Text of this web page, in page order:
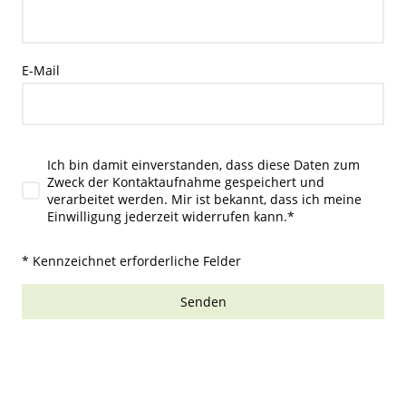
E-Mail
Ich bin damit einverstanden, dass diese Daten zum
Zweck der Kontaktaufnahme gespeichert und
verarbeitet werden. Mir ist bekannt, dass ich meine
Einwilligung jederzeit widerrufen kann.*
* Kennzeichnet erforderliche Felder
Senden